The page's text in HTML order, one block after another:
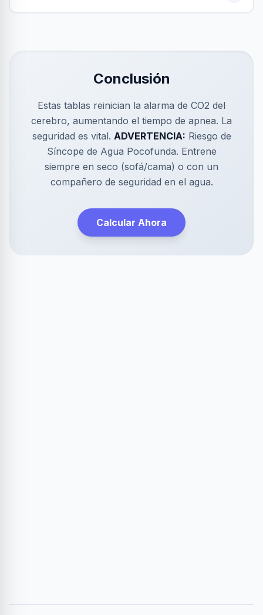
Conclusión
Estas tablas reinician la alarma de CO2 del
cerebro, aumentando el tiempo de apnea. La
seguridad es vital. ADVERTENCIA: Riesgo de
Síncope de Agua Pocofunda. Entrene
siempre en seco (sofá/cama) o con un
compañero de seguridad en el agua.
Calcular Ahora